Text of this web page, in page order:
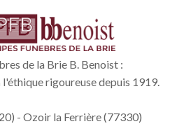
de la Brie B. Benoist :
rigoureuse depuis 1919.
- Ozoir la Ferrière (77330)